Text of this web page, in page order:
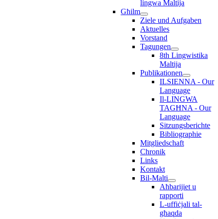
lingwa Maltija
Għilm
Ziele und Aufgaben
Aktuelles
Vorstand
Tagungen
8th Lingwistika
Maltija
Publikationen
ILSIENNA - Our
Language
Il-LINGWA
TAGĦNA - Our
Language
Sitzungsberichte
Bibliographie
Mitgliedschaft
Chronik
Links
Kontakt
Bil-Malti
Aħbarijiet u
rapporti
L-uffiċjali tal-
għaqda